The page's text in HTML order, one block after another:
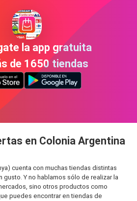
la app gratuita
de 1650 tiendas
en Colonia Argentina
cuenta con muchas tiendas distintas
Y no hablamos sólo de realizar la
sino otros productos como
puedes encontrar en tiendas de